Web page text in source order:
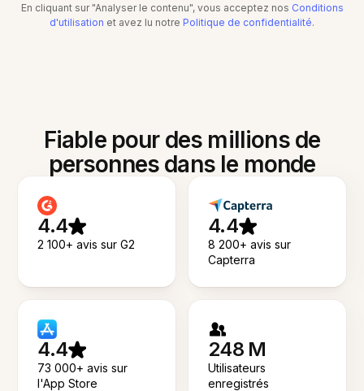
En cliquant sur "Analyser le contenu", vous acceptez nos Conditions
d'utilisation et avez lu notre Politique de confidentialité.
Fiable pour des millions de
personnes dans le monde
4.4
2 100+ avis sur G2
4.4
8 200+ avis sur
Capterra
4.4
73 000+ avis sur
l'App Store
248 M
Utilisateurs
enregistrés